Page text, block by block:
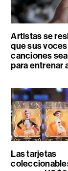
Artistas se
que sus
canciones
para entrenar
Las tarjetas